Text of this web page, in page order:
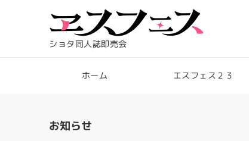
ショタ同人誌即売会
ホーム エスフェス２３
お知らせ